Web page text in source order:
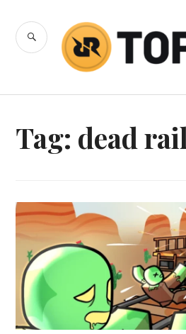
content
SEARCH
Tag: dead